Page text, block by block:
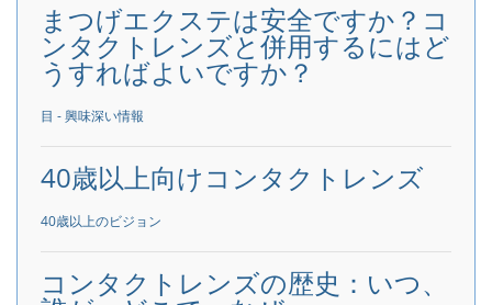
まつげエクステは安全ですか？コ
ンタクトレンズと併用するにはど
うすればよいですか？
目 - 興味深い情報
40歳以上向けコンタクトレンズ
40歳以上のビジョン
コンタクトレンズの歴史：いつ、